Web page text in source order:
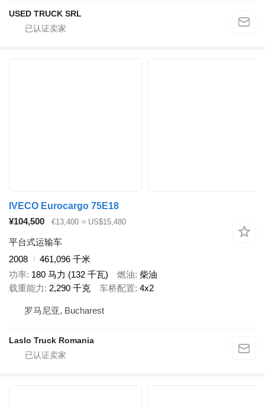
USED TRUCK SRL
IVECO Eurocargo 75E18
¥104,500
€13,400 ≈ US$15,480
平台式运输车
2008
461,096 千米
功率 180 马力 (132 千瓦) 燃油 柴油
载重能力
2,290 千克 车桥配置 4x2
罗马尼亚, Bucharest
Laslo Truck Romania